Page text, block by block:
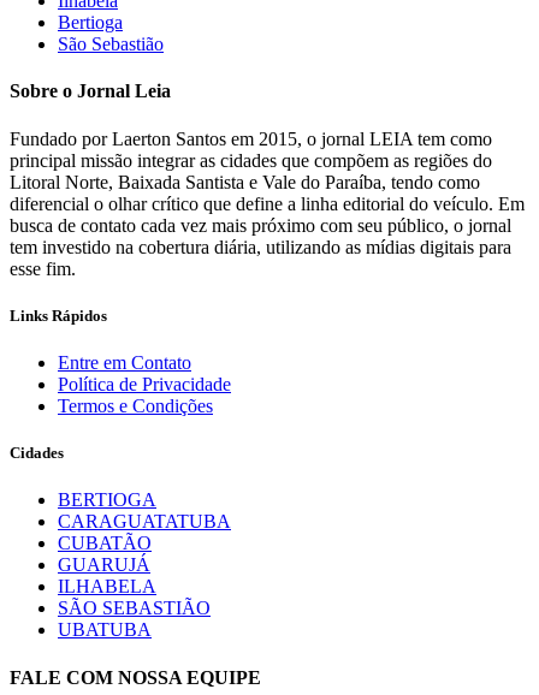
Bertioga
São Sebastião
Sobre o Jornal Leia
Fundado por Laerton Santos em 2015, o jornal LEIA tem como
principal missão integrar as cidades que compõem as regiões do
Litoral Norte, Baixada Santista e Vale do Paraíba, tendo como
diferencial o olhar crítico que define a linha editorial do veículo. Em
busca de contato cada vez mais próximo com seu público, o jornal
tem investido na cobertura diária, utilizando as mídias digitais para
esse fim.
Links Rápidos
Entre em Contato
Política de Privacidade
Termos e Condições
Cidades
BERTIOGA
CARAGUATATUBA
CUBATÃO
GUARUJÁ
ILHABELA
SÃO SEBASTIÃO
UBATUBA
FALE COM NOSSA EQUIPE